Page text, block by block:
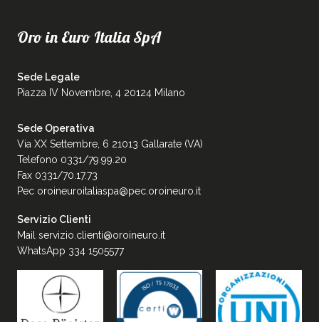
Oro in Euro Italia SpA
Sede Legale
Piazza IV Novembre, 4 20124 Milano
Sede Operativa
Via XX Settembre, 6 21013 Gallarate (VA)
Telefono 0331/79.99.20
Fax 0331/70.17.73
Pec oroineuroitaliaspa@pec.oroineuro.it
Servizio Clienti
Mail servizio.clienti@oroineuro.it
WhatsApp 334 1505577